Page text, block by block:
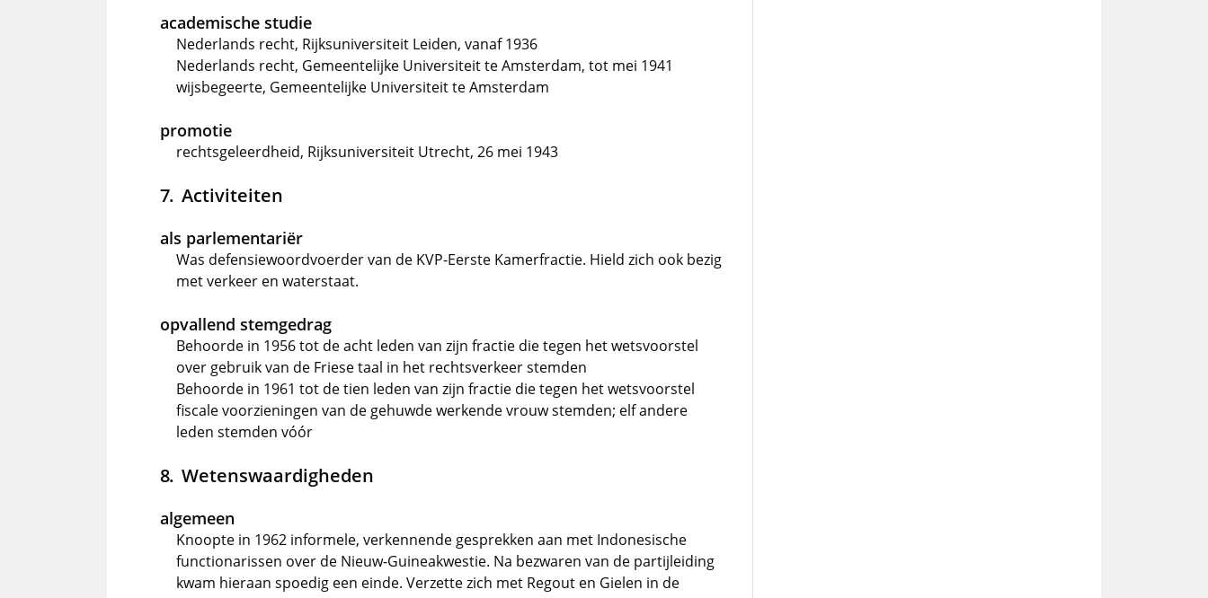
academische studie
Nederlands recht, Rijksuniversiteit Leiden, vanaf 1936
Nederlands recht, Gemeentelijke Universiteit te Amsterdam, tot mei 1941
wijsbegeerte, Gemeentelijke Universiteit te Amsterdam
promotie
rechtsgeleerdheid, Rijksuniversiteit Utrecht, 26 mei 1943
Activiteiten
als parlementariër
Was defensiewoordvoerder van de KVP-Eerste Kamerfractie. Hield zich ook bezig
met verkeer en waterstaat.
opvallend stemgedrag
Behoorde in 1956 tot de acht leden van zijn fractie die tegen het wetsvoorstel
over gebruik van de Friese taal in het rechtsverkeer stemden
Behoorde in 1961 tot de tien leden van zijn fractie die tegen het wetsvoorstel
fiscale voorzieningen van de gehuwde werkende vrouw stemden; elf andere
leden stemden vóór
Wetenswaardigheden
algemeen
Knoopte in 1962 informele, verkennende gesprekken aan met Indonesische
functionarissen over de Nieuw-Guineakwestie. Na bezwaren van de partijleiding
kwam hieraan spoedig een einde. Verzette zich met Regout en Gielen in de